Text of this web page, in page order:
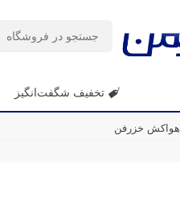
تخفیف شگفت‌انگیز
هواکش خزرفن